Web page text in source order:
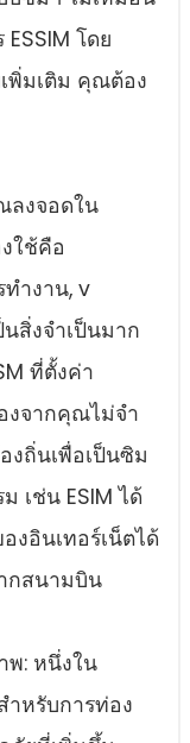
โดย
พิ่มเติม คุณต้อง
ลงจอดใน
ใช้คือ
ทํางาน, v
สิ่งจําเป็นมาก
ที่ตั้งค่า
งจากคุณไม่จํา
งถิ่นเพื่อเป็นซิม
เช่น ESIM ได้
งอินเทอร์เน็ตได้
กสนามบิน
พ: หนึ่งใน
าหรับการท่อง